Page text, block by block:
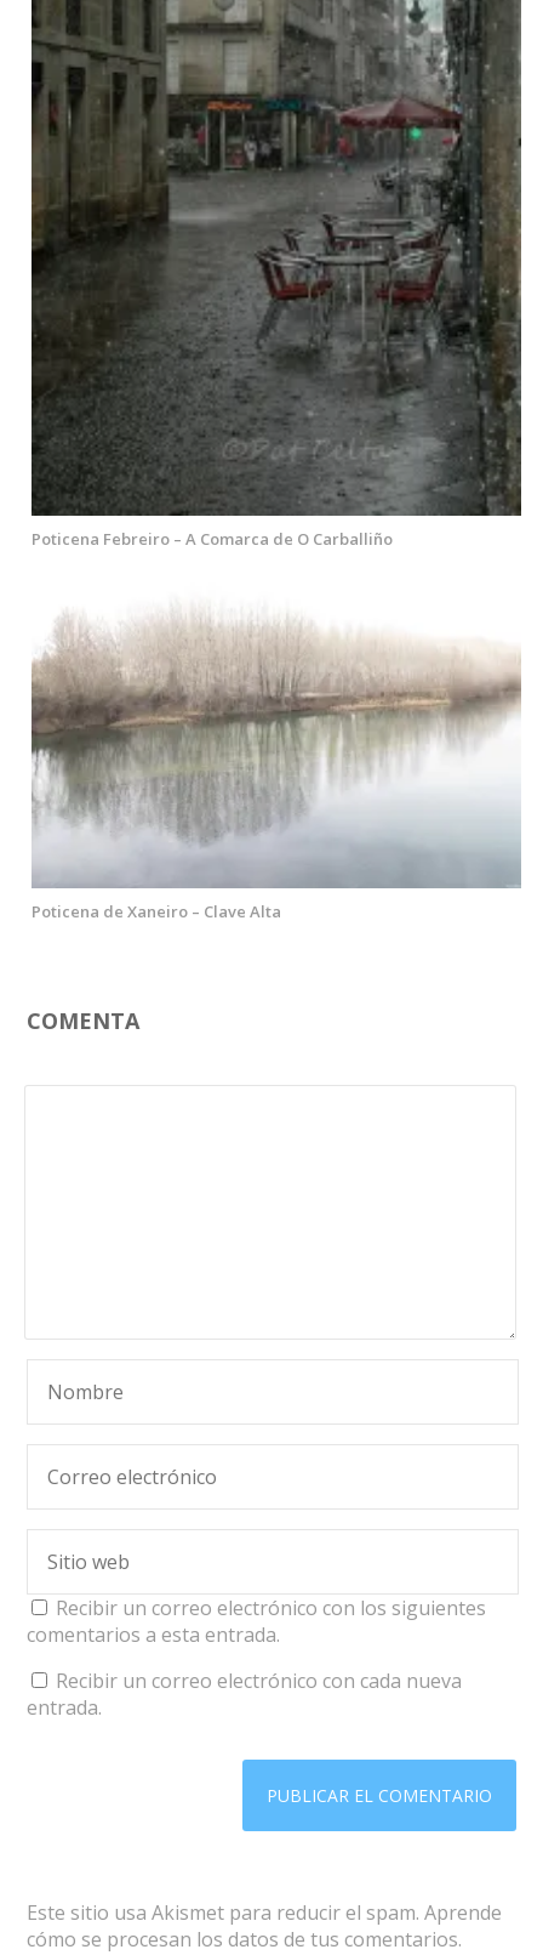
Poticena Febreiro – A Comarca de O Carballiño
Poticena de Xaneiro – Clave Alta
COMENTA
Recibir un correo electrónico con los siguientes
comentarios a esta entrada.
Recibir un correo electrónico con cada nueva
entrada.
Este sitio usa Akismet para reducir el spam. Aprende
cómo se procesan los datos de tus comentarios.